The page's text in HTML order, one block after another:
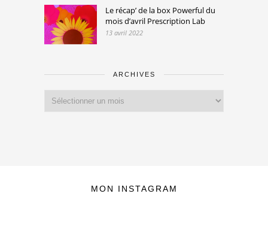
Le récap’ de la box Powerful du
mois d’avril Prescription Lab
13 avril 2022
ARCHIVES
MON INSTAGRAM